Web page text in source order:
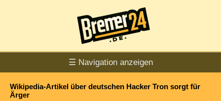
☰ Navigation anzeigen
Wikipedia-Artikel über deutschen Hacker Tron sorgt für
Ärger